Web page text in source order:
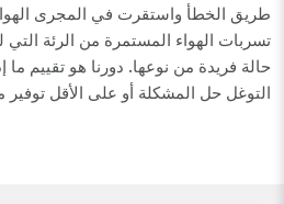
طريق الخطأ واستقرت في المجرى
تسربات الهواء المستمرة من الرئة التي
حالة فريدة من نوعها. دورنا هو تقييم
التوغل حل المشكلة أو على الأقل